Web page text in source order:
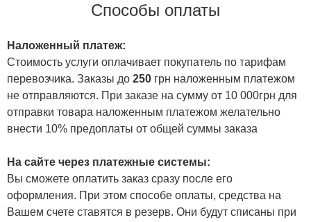
Способы оплаты
Наложенный платеж:
Стоимость услуги оплачивает покупатель по тарифам
перевозчика. Заказы до 250 грн наложенным платежом
не отправляются. При заказе на сумму от 10 000грн для
отправки товара наложенным платежом желательно
внести 10% предоплаты от общей суммы заказа
На сайте через платежные системы:
Вы сможете оплатить заказ сразу после его
оформления. При этом способе оплаты, средства на
Вашем счете ставятся в резерв. Они будут списаны при